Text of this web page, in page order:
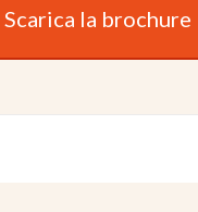
Scarica la brochure